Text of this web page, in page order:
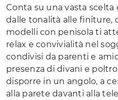
Conta su una vasta scelta
dalle tonalità alle finiture,
modelli con penisola ti
relax e convivialità nel
condivisi da parenti e
presenza di divani e
disporre in un angolo, a
alla parete davanti alla